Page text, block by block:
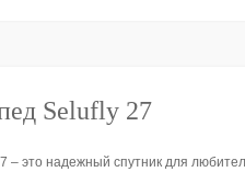
Selufly 27
– это надежный спутник для